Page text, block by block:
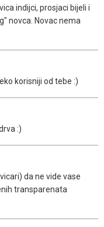
indijci, prosjaci bijeli i
novca. Novac nema
korisniji od tebe :)
:)
da ne vide vase
transparenata